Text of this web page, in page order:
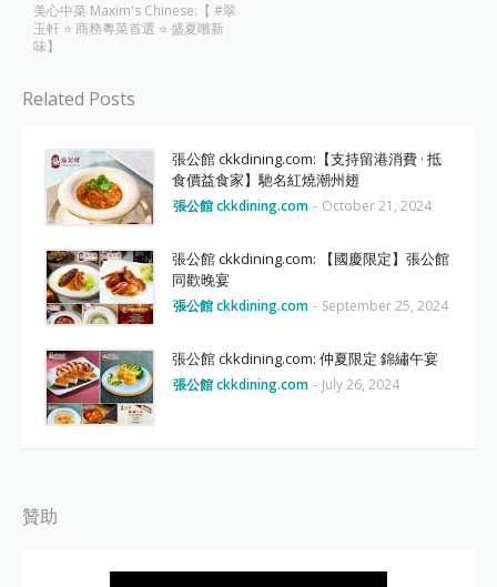
美心中菜 Maxim's Chinese:【 #翠
玉軒 ⭐️ 商務粵菜首選 ⭐️ 盛夏嚐新
味】
Related Posts
張公館 ckkdining.com:【支持留港消費 · 抵
食價益食家】馳名紅燒潮州翅
張公館 ckkdining.com - October 21, 2024
張公館 ckkdining.com: 【國慶限定】張公館
同歡晚宴
張公館 ckkdining.com - September 25, 2024
張公館 ckkdining.com: 仲夏限定 錦繡午宴
張公館 ckkdining.com - July 26, 2024
贊助